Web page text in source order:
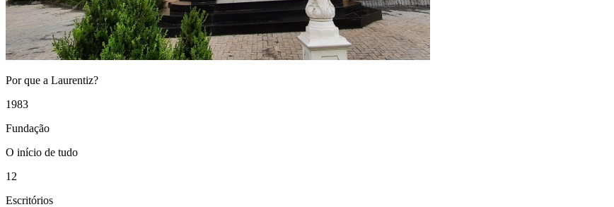
Por que a Laurentiz?
1983
Fundação
O início de tudo
12
Escritórios